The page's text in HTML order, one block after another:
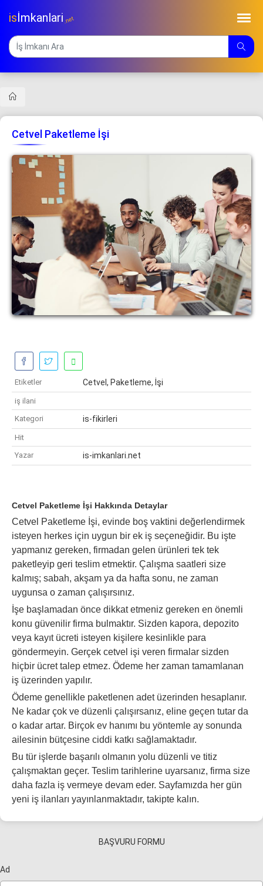
isİmkanlari.net
Cetvel Paketleme İşi
Etiketler Cetvel, Paketleme, İşi
iş ilani
Kategori
is-fikirleri
Hit
Yazar
is-imkanlari.net
Cetvel Paketleme İşi Hakkında Detaylar
Cetvel Paketleme İşi, evinde boş vaktini değerlendirmek
isteyen herkes için uygun bir ek iş seçeneğidir. Bu işte
yapmanız gereken, firmadan gelen ürünleri tek tek
paketleyip geri teslim etmektir. Çalışma saatleri size
kalmış; sabah, akşam ya da hafta sonu, ne zaman
uygunsa o zaman çalışırsınız.
İşe başlamadan önce dikkat etmeniz gereken en önemli
konu güvenilir firma bulmaktır. Sizden kapora, depozito
veya kayıt ücreti isteyen kişilere kesinlikle para
göndermeyin. Gerçek cetvel işi veren firmalar sizden
hiçbir ücret talep etmez. Ödeme her zaman tamamlanan
iş üzerinden yapılır.
Ödeme genellikle paketlenen adet üzerinden hesaplanır.
Ne kadar çok ve düzenli çalışırsanız, eline geçen tutar da
o kadar artar. Birçok ev hanımı bu yöntemle ay sonunda
ailesinin bütçesine ciddi katkı sağlamaktadır.
Bu tür işlerde başarılı olmanın yolu düzenli ve titiz
çalışmaktan geçer. Teslim tarihlerine uyarsanız, firma size
daha fazla iş vermeye devam eder. Sayfamızda her gün
yeni iş ilanları yayınlanmaktadır, takipte kalın.
BAŞVURU FORMU
Ad